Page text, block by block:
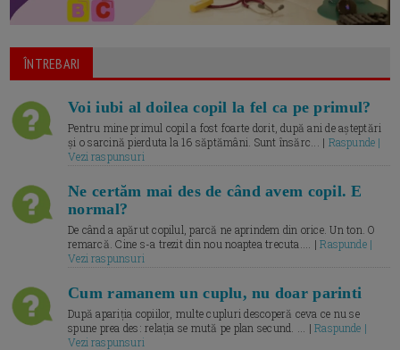
ÎNTREBARI
Voi iubi al doilea copil la fel ca pe primul?
Pentru mine primul copil a fost foarte dorit, după ani de așteptări
și o sarcină pierduta la 16 săptămâni. Sunt însărc... | Raspunde |
Vezi raspunsuri
Ne certăm mai des de când avem copil. E
normal?
De când a apărut copilul, parcă ne aprindem din orice. Un ton. O
remarcă. Cine s-a trezit din nou noaptea trecuta.... |Raspunde |
Vezi raspunsuri
Cum ramanem un cuplu, nu doar parinti
După apariția copiilor, multe cupluri descoperă ceva ce nu se
spune prea des: relația se mută pe plan secund. ... |Raspunde |
Vezi raspunsuri